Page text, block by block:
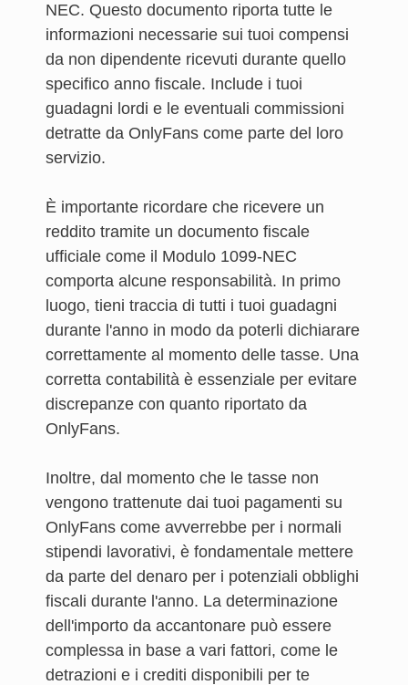
NEC. Questo documento riporta tutte le
informazioni necessarie sui tuoi compensi
da non dipendente ricevuti durante quello
specifico anno fiscale. Include i tuoi
guadagni lordi e le eventuali commissioni
detratte da OnlyFans come parte del loro
servizio.
È importante ricordare che ricevere un
reddito tramite un documento fiscale
ufficiale come il Modulo 1099-NEC
comporta alcune responsabilità. In primo
luogo, tieni traccia di tutti i tuoi guadagni
durante l'anno in modo da poterli dichiarare
correttamente al momento delle tasse. Una
corretta contabilità è essenziale per evitare
discrepanze con quanto riportato da
OnlyFans.
Inoltre, dal momento che le tasse non
vengono trattenute dai tuoi pagamenti su
OnlyFans come avverrebbe per i normali
stipendi lavorativi, è fondamentale mettere
da parte del denaro per i potenziali obblighi
fiscali durante l'anno. La determinazione
dell'importo da accantonare può essere
complessa in base a vari fattori, come le
detrazioni e i crediti disponibili per te